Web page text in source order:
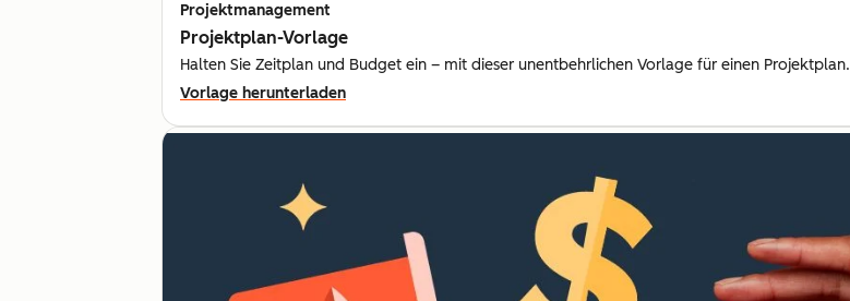
Projektmanagement
Projektplan-Vorlage
Halten Sie Zeitplan und Budget ein – mit dieser unentbehrlichen Vorlage für einen Projektplan.
Vorlage herunterladen